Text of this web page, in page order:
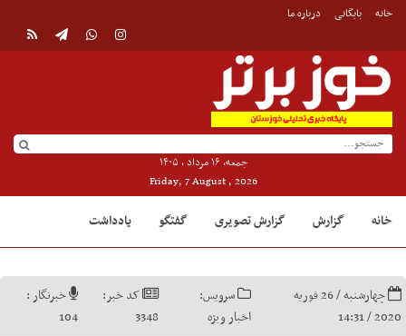
خانه بایگانی درباره ما
جمعه, ۱۶ مرداد , ۱۴۰۵
Friday, 7 August , 2026
خانه گزارش گزارش تصویری گفتگو یادداشت
چهارشنبه / 26 فوریه
2020 / 14:31
سرویس:
اخبار ویژه
کد خبر:
3348
خبرنگار :
104